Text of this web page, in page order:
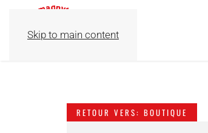
Skip to main content
RETOUR VERS: BOUTIQUE